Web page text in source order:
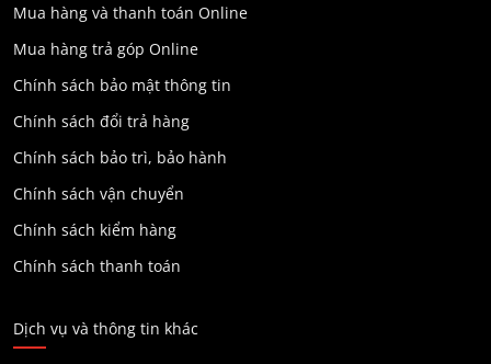
Mua hàng và thanh toán Online
Mua hàng trả góp Online
Chính sách bảo mật thông tin
Chính sách đổi trả hàng
Chính sách bảo trì, bảo hành
Chính sách vận chuyển
Chính sách kiểm hàng
Chính sách thanh toán
Dịch vụ và thông tin khác